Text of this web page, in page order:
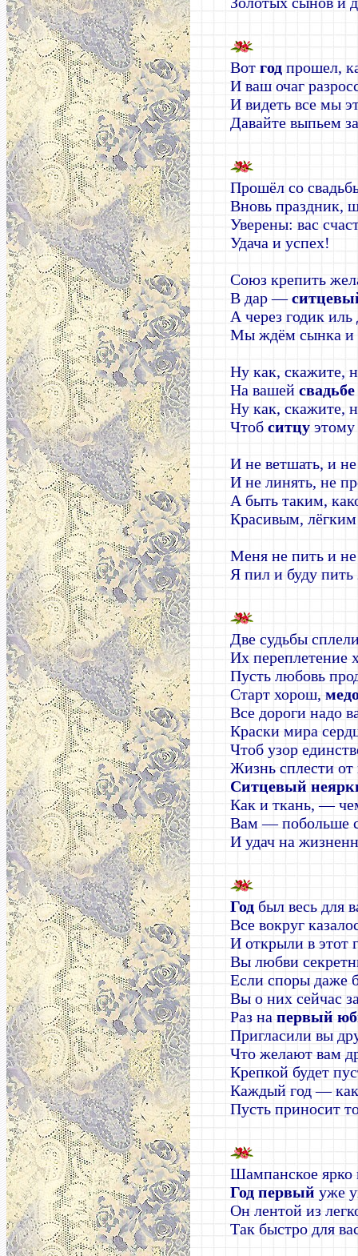
Вот год прошел,
И ваш очаг
И видеть все мы
Давайте выпьем
Прошёл со
Вновь праздник,
Уверены: вас
Удача и успех!
Союз крепить
В дар —
А через годик иль
Мы ждём сынка и
Ну как, скажите,
На вашей
Ну как, скажите,
Чтоб ситцу этому
И не ветшать, и
И не линять, не
А быть таким,
Красивым,
Меня не пить и
Я пил и буду пить
Две судьбы
Их переплетение
Пусть любовь
Старт хорош,
Все дороги надо
Краски мира
Чтоб узор
Жизнь сплести от
Ситцевый
Как и ткань, —
Вам — побольше
И удач на
Год был весь для
Все вокруг
И открыли в этот
Вы любви
Если споры даже
Вы о них сейчас
Раз на первый
Пригласили вы
Что желают вам
Крепкой будет
Каждый год —
Пусть приносит
Шампанское ярко
Год первый уже
Он лентой из
Так быстро для